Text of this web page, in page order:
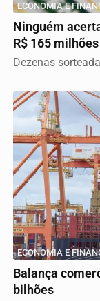
ECONOMIA E
Ninguém
R$ 165 milhões
Dezenas
ECONOMIA E
Balança
bilhões